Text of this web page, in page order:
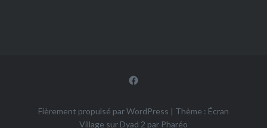
Facebook
Fièrement propulsé par WordPress | Thème : Écran
Village sur Dyad 2 par Pharéo